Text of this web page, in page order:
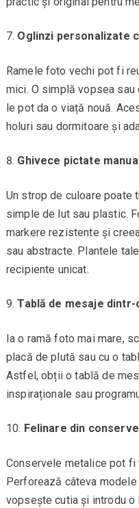
Oglinzi personalizate
Ramele foto vechi pot fi
mici. O simplă vopsea
le pot da o viață nouă.
holuri sau dormitoare și
Ghivece pictate
Un strop de culoare poate
simple de lut sau plastic.
markere rezistente și
sau abstracte. Plantele
recipiente unicat.
Tablă de mesaje
Ia o ramă foto mai mare,
placă de plută sau cu o
Astfel, obții o tablă de
inspiraționale sau
Felinare din
Conservele metalice pot
Perforează câteva
vopsește cutia și introdu o